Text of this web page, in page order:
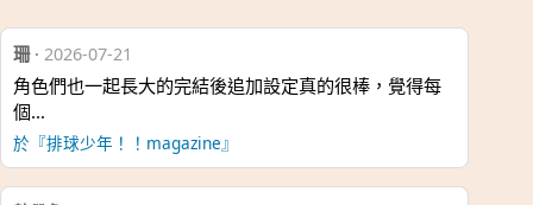
珊· 2026-07-21
角色們也一起長大的完結後追加設定真的很棒，覺得每
個…
於『排球少年！！magazine』